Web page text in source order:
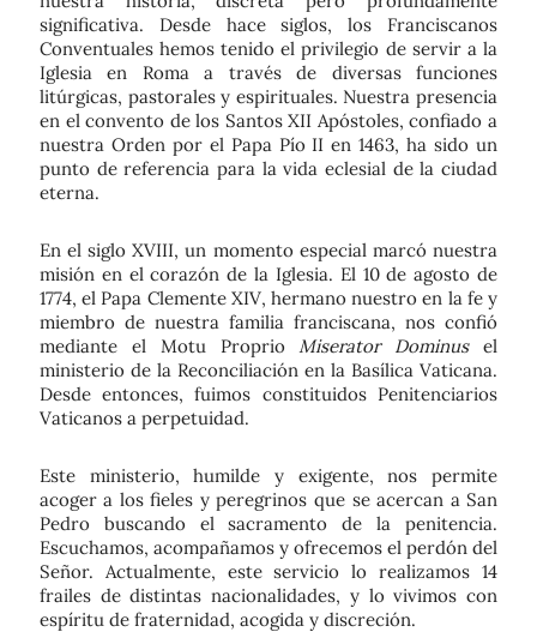
significativa. Desde hace siglos, los Franciscanos
Conventualeshemos tenido el privilegio de servir a la
Iglesia en Roma a través de diversas funciones
litúrgicas, pastorales y espirituales. Nuestra presencia
en elconvento de los Santos XII Apóstoles, confiado a
nuestra Orden por el Papa Pío II en 1463, ha sido un
punto de referencia para la vida eclesial de la ciudad
eterna.
En el siglo XVIII, un momento especial marcó nuestra
misión en el corazón de la Iglesia. El 10 de agosto de
1774, el Papa Clemente XIV, hermano nuestro en la fe y
miembro de nuestra familia franciscana, nos confió
mediante el Motu ProprioMiserator Dominusel
ministerio de la Reconciliación en la Basílica Vaticana.
Desde entonces, fuimos constituidos Penitenciarios
Vaticanos a perpetuidad.
Este ministerio, humilde y exigente, nos permite
acoger a los fieles y peregrinos que se acercan a San
Pedro buscando el sacramento de la penitencia.
Escuchamos, acompañamos y ofrecemos el perdón del
Señor. Actualmente, este servicio lo realizamos14
frailes de distintas nacionalidades, y lo vivimos con
espíritu de fraternidad, acogida y discreción.